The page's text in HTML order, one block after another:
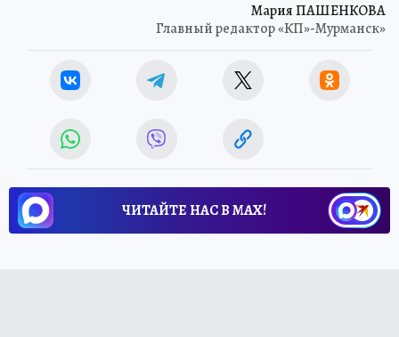
Мария ПАШЕНКОВА
Главный редактор «КП»-Мурманск»
ЧИТАЙТЕ НАС В МАХ!